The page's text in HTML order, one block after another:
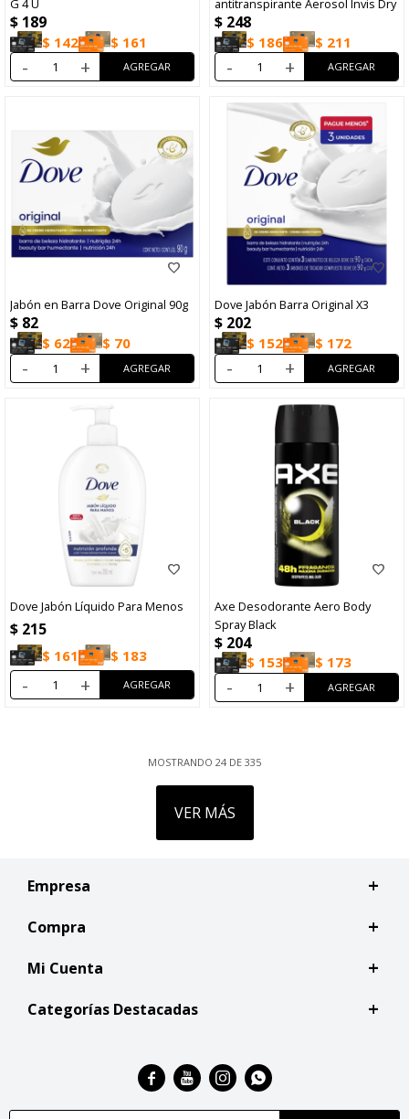
G 4 U
$ 189
$ 142 $ 161
- +
antitranspirante Aerosol Invis Dry
$ 248
$ 186 $ 211
- +
Jabón en Barra Dove Original 90g
$ 82
$ 62 $ 70
- +
Dove Jabón Barra Original X3
$ 202
$ 152 $ 172
- +
Dove Jabón Líquido Para Menos
$ 215
$ 161 $ 183
- +
Axe Desodorante Aero Body
Spray Black
$ 204
$ 153 $ 173
- +
MOSTRANDO 24 DE 335
VER MÁS
Empresa
Compra
Mi Cuenta
Categorías Destacadas
   